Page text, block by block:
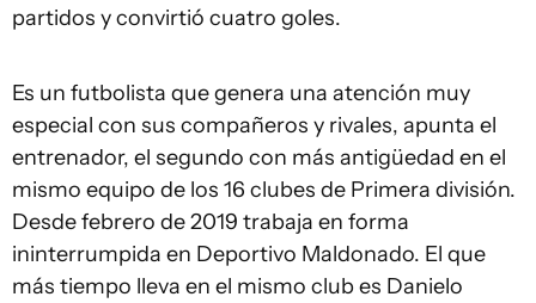
partidos y convirtió cuatro goles.
Es un futbolista que genera una atención muy
especial con sus compañeros y rivales, apunta el
entrenador, el segundo con más antigüedad en el
mismo equipo de los 16 clubes de Primera división.
Desde febrero de 2019 trabaja en forma
ininterrumpida en Deportivo Maldonado. El que
más tiempo lleva en el mismo club es Danielo